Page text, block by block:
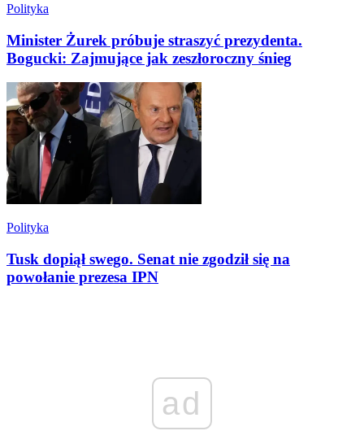
Polityka
Minister Żurek próbuje straszyć prezydenta.
Bogucki: Zajmujące jak zeszłoroczny śnieg
Polityka
Tusk dopiął swego. Senat nie zgodził się na
powołanie prezesa IPN
ad